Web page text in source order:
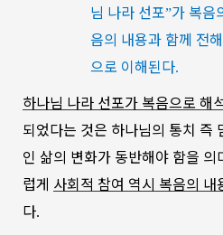
님 나라 선포”가 복음
음의 내용과 함께 전
으로 이해된다.
하나님 나라 선포가 복음으로 해
되었다는 것은 하나님의 통치 즉
인 삶의 변화가 동반해야 함을 의
럽게 사회적 참여 역시 복음의 내
다.